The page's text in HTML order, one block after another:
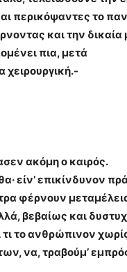
περικόψαντες το
και την δικαία
πια, μετά
χειρουργική.-
ακόμη ο καιρός.
είν’ επικίνδυνον
φέρνουν
βεβαίως και
το ανθρώπινον
να, τραβούμ’